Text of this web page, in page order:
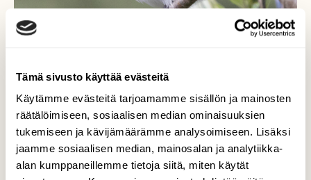
Tämä sivusto käyttää evästeitä
Käytämme evästeitä tarjoamamme sisällön ja mainosten
räätälöimiseen, sosiaalisen median ominaisuuksien
tukemiseen ja kävijämäärämme analysoimiseen. Lisäksi
jaamme sosiaalisen median, mainosalan ja analytiikka-
alan kumppaneillemme tietoja siitä, miten käytät
Kirjosieppo tuo kesän?